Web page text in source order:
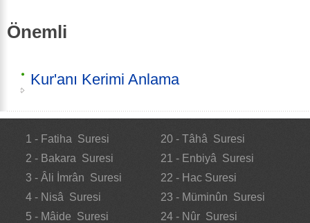
Önemli
Kur'anı Kerimi Anlama
1 - Fatiha Suresi
2 - Bakara Suresi
3 - Âli İmrân Suresi
4 - Nisâ Suresi
5 - Mâide Suresi
20 - Tâhâ Suresi
21 - Enbiyâ Suresi
22 - Hac Suresi
23 - Müminûn Suresi
24 - Nûr Suresi